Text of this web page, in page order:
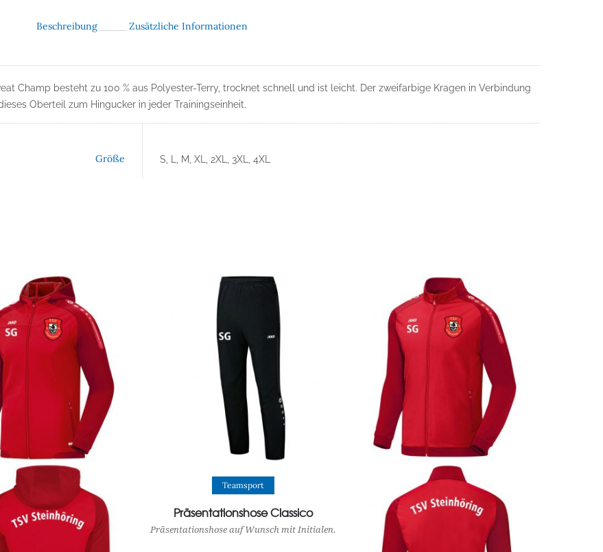
Beschreibung Zusätzliche Informationen
Champ besteht zu 100 % aus Polyester-Terry, trocknet schnell und ist leicht. Der zweifarbige Kragen in Verbindung
Oberteil zum Hingucker in jeder Trainingseinheit.
Größe S, L, M, XL, 2XL, 3XL, 4XL
View Product
Teamsport
Präsentationshose Classico
Präsentationshose auf Wunsch mit Initialen.